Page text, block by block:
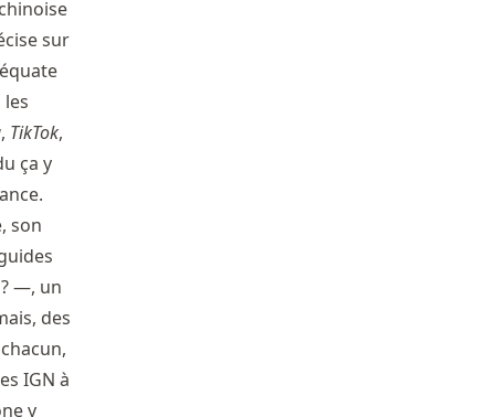
sur
, TikTok,
ça y
son
—, un
des
IGN à
y